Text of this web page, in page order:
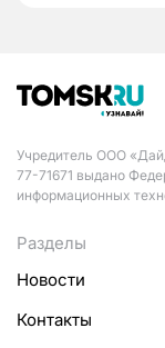
Учредитель ООО
77-71671 выдано
информационных
Разделы
Новости
Контакты